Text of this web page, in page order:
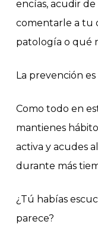
encías, acudir
comentarle a tu
patología o qué
La prevención es
Como todo en
mantienes
activa y acudes
durante más
¿Tú habías
parece?